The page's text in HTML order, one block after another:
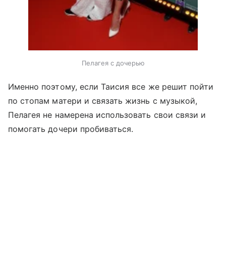
Пелагея с дочерью
Именно поэтому, если Таисия все же решит пойти
по стопам матери и связать жизнь с музыкой,
Пелагея не намерена использовать свои связи и
помогать дочери пробиваться.